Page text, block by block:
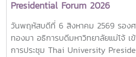
Presidential Forum 2026
วันพฤหัสบดีที่ 6 สิงหาคม 2569 รองศ
ทองมา อธิการบดีมหาวิทยาลัยแม่โจ้ เ
การประชุม Thai University